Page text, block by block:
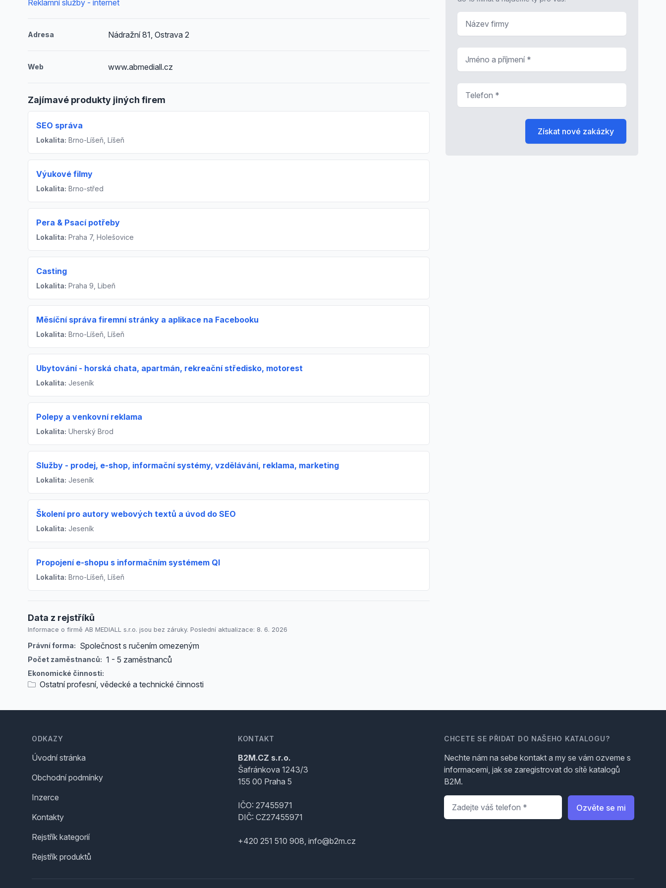
Reklamní služby - internet
Adresa Nádražní 81, Ostrava 2
Web www.abmediall.cz
Zajímavé produkty jiných firem
SEO správa
Lokalita: Brno-Líšeň, Líšeň
Výukové filmy
Lokalita: Brno-střed
Pera & Psací potřeby
Lokalita: Praha 7, Holešovice
Casting
Lokalita: Praha 9, Libeň
Měsíční správa firemní stránky a aplikace na Facebooku
Lokalita: Brno-Líšeň, Líšeň
Ubytování - horská chata, apartmán, rekreační středisko, motorest
Lokalita: Jeseník
Polepy a venkovní reklama
Lokalita: Uherský Brod
Služby - prodej, e-shop, informační systémy, vzdělávání, reklama, marketing
Lokalita: Jeseník
Školení pro autory webových textů a úvod do SEO
Lokalita: Jeseník
Propojení e-shopu s informačním systémem QI
Lokalita: Brno-Líšeň, Líšeň
Data z rejstříků
Informace o firmě AB MEDIALL s.r.o. jsou bez záruky. Poslední aktualizace: 8. 6. 2026
Právní forma: Společnost s ručením omezeným
Počet zaměstnanců: 1 - 5 zaměstnanců
Ekonomické činnosti:
Ostatní profesní, vědecké a technické činnosti
Získat nové zakázky
ODKAZY
Úvodní stránka
Obchodní podmínky
Inzerce
Kontakty
Rejstřík kategorií
Rejstřík produktů
KONTAKT
B2M.CZ s.r.o.
Šafránkova 1243/3
155 00 Praha 5
IČO: 27455971
DIČ: CZ27455971
+420 251 510 908, info@b2m.cz
CHCETE SE PŘIDAT DO NAŠEHO KATALOGU?
Nechte nám na sebe kontakt a my se vám ozveme s
informacemi, jak se zaregistrovat do sítě katalogů
B2M.
Telefon
Ozvěte se mi